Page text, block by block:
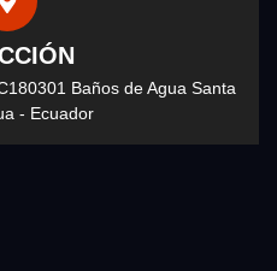
Baños de Agua Santa
- Ecuador